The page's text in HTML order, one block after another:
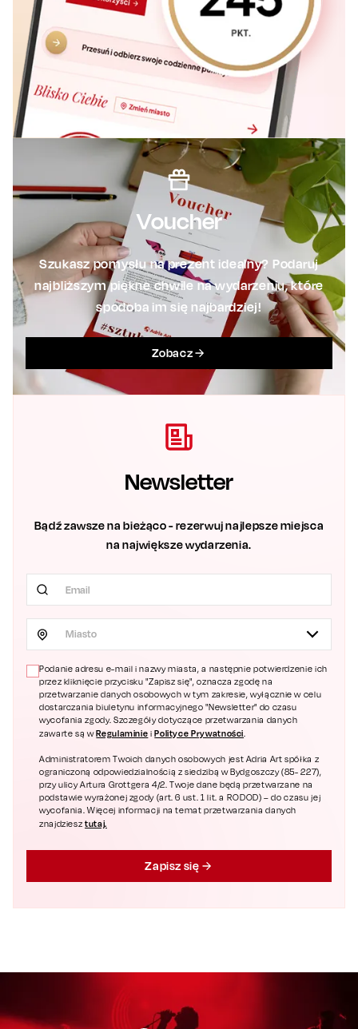
Voucher
Szukasz pomysłu na prezent idealny? Podaruj
najbliższym piękne chwile na wydarzeniu, które
spodoba im się najbardziej!
Zobacz
Newsletter
Bądź zawsze na bieżąco - rezerwuj najlepsze miejsca
na największe wydarzenia.
Miasto
Podanie adresu e-mail i nazwy miasta, a następnie potwierdzenie ich
przez kliknięcie przycisku "Zapisz się", oznacza zgodę na
przetwarzanie danych osobowych w tym zakresie, wyłącznie w celu
dostarczania biuletynu informacyjnego "Newsletter" do czasu
wycofania zgody. Szczegóły dotyczące przetwarzania danych
zawarte są wRegulaminie i Polityce Prywatności.
Administratorem Twoich danych osobowych jest Adria Art spółka z
ograniczoną odpowiedzialnością z siedzibą w Bydgoszczy (85- 227),
przy ulicy Artura Grottgera 4/2. Twoje dane będą przetwarzane na
podstawie wyrażonej zgody (art. 6 ust. 1 lit. a RODOD) – do czasu jej
wycofania. Więcej informacji na temat przetwarzania danych
znajdziesztutaj.
Zapisz się